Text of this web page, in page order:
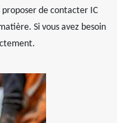
de contacter IC
Si vous avez besoin